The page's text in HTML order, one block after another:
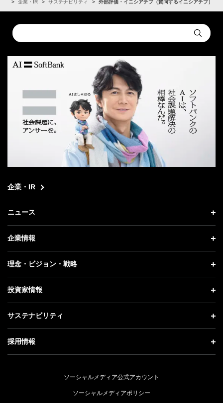
企業・IR サステナビリティ 外部評価・イニシアチブ（賛同するイニシアチブ）
Conduct
a
Submit
企業・IR
ニュース
ニュース トップ
プレスリリース
更新情報
記者説明会
企業情報
企業情報 トップ
社長メッセージ
事業紹介
ガバナンス
理念・ビジョン・戦略
理念・ビジョン・戦略 トップ
成長戦略「Activate AI for Society」
人材戦略
投資家情報
投資家情報 トップ
経営方針
個人投資家の皆さまへ
サステナビリティ
サステナビリティ トップ
トップメッセージ
ESG方針・体制
採用情報
ソーシャルメディア公式アカウント
ソーシャルメディアポリシー